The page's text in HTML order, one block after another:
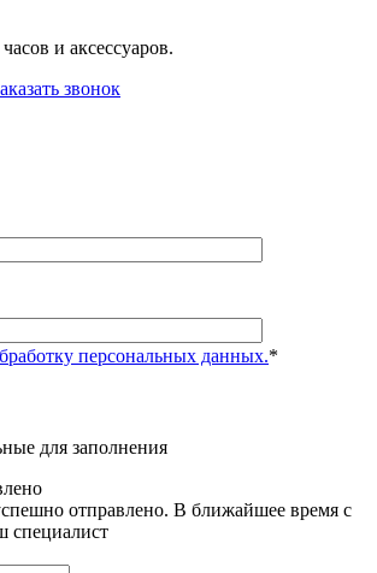
и аксессуаров.
звонок
персональных данных.*
для заполнения
отправлено. В ближайшее время с
специалист